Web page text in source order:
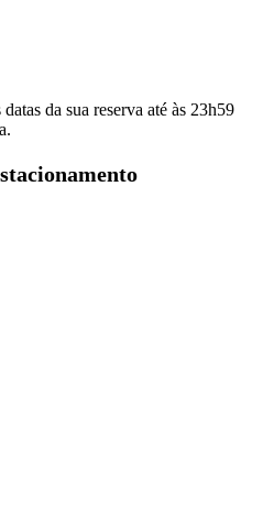
da sua reserva até às 23h59